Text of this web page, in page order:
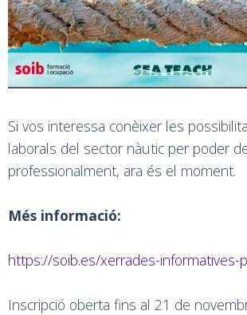
Si vos interessa conèixer les
laborals del sector nàutic per poder
professionalment, ara és el moment.
Més informació:
https://soib.es/xerrades-informatives-
Inscripció oberta fins al 21 de